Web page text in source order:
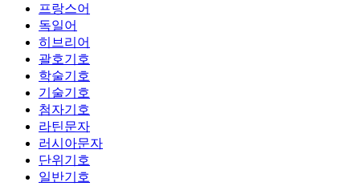
프랑스어
독일어
히브리어
괄호기호
학술기호
기술기호
첨자기호
라틴문자
러시아문자
단위기호
일반기호